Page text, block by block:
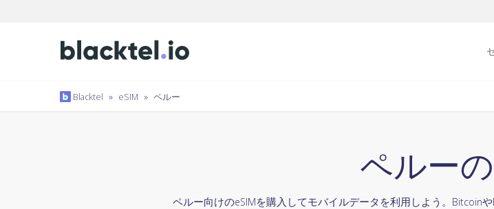
Blacktel » eSIM » ペルー
ペルー
ペルー向けのeSIMを購入してモバイルデータを利用しよう。Bitcoin